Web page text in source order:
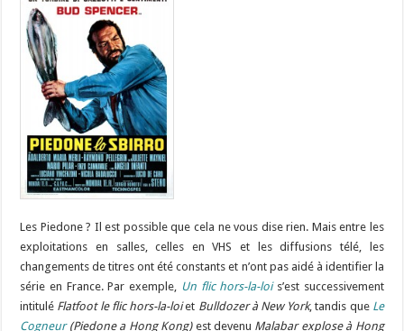
Les Piedone ? Il est possible que cela ne vous dise rien. Mais entre les
exploitations en salles, celles en VHS et les diffusions télé, les
changements de titres ont été constants et n’ont pas aidé à identifier la
série en France. Par exemple, Un flic hors-la-lois’est successivement
intitulé Flatfoot le flic hors-la-loiet Bulldozer à New York, tandis que Le
Cogneur (Piedone a Hong Kong) est devenu Malabar explose à Hong